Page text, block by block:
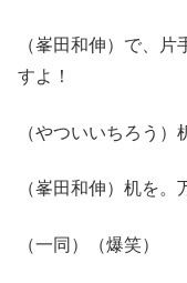
（峯田和伸）で、
すよ！
（やついいちろう
（峯田和伸）机を。
（一同）（爆笑）